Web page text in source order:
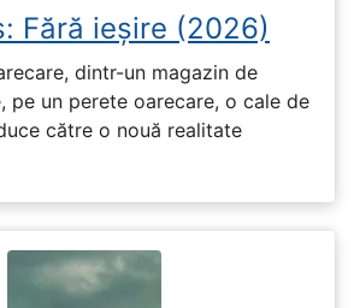
Fără ieșire (2026)
dintr-un magazin de
pe un perete oarecare, o cale de
către o nouă realitate